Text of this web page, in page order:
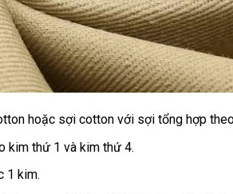
hoặc sợi cotton với sợi tổng hợp
kim thứ 1 và kim thứ 4.
1 kim.